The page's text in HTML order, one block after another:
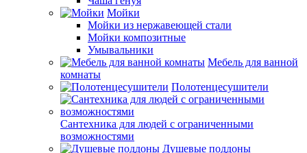
Мойки
Мойки из нержавеющей стали
Мойки композитные
Умывальники
Мебель для ванной
комнаты
Полотенцесушители
Сантехника для людей с ограниченными
возможностями
Душевые поддоны